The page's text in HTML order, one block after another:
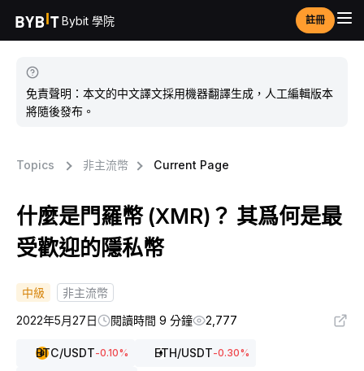
Bybit 學院 註冊
免責聲明：本文的中文譯文採用機器翻譯生成，人工編輯版本
將隨後發布。
Topics 非主流幣 Current Page
什麼是門羅幣 (XMR)？ 其爲何是最
受歡迎的隱私幣
中級
非主流幣
2022年5月27日
閱讀時間 9 分鐘 2,777
BTC/USDT-0.10% ETH/USDT-0.30%